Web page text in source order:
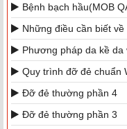
Bệnh bạch hầu(MOB
Những điều cần biết
Phương pháp da kề
Quy trình đỡ đẻ chuẩn
Đỡ đẻ thường phần 4
Đỡ đẻ thường phần 3